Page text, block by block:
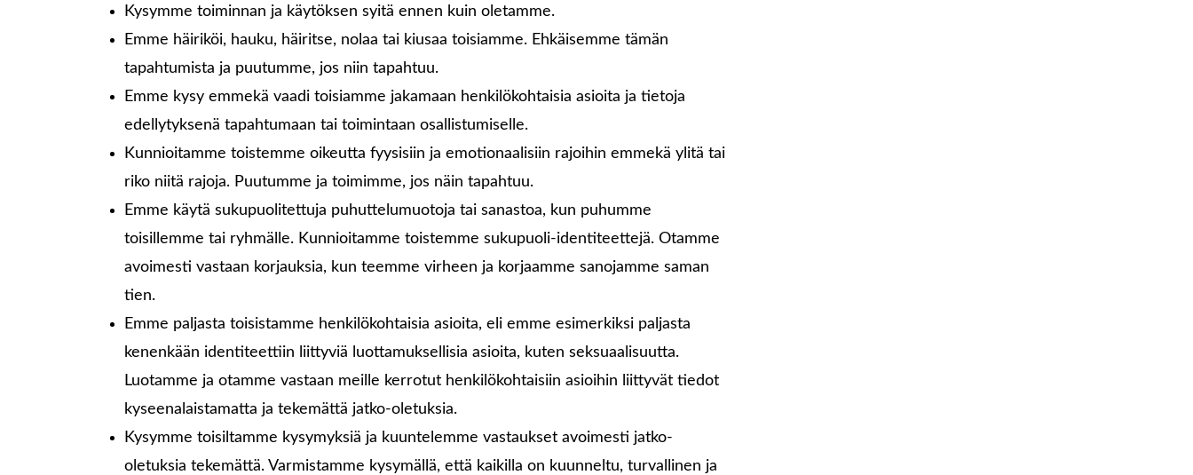
Kysymme toiminnan ja käytöksen syitä ennen kuin oletamme.
Emme häiriköi, hauku, häiritse, nolaa tai kiusaa toisiamme. Ehkäisemme tämän
tapahtumista ja puutumme, jos niin tapahtuu.
Emme kysy emmekä vaadi toisiamme jakamaan henkilökohtaisia asioita ja tietoja
edellytyksenä tapahtumaan tai toimintaan osallistumiselle.
Kunnioitamme toistemme oikeutta fyysisiin ja emotionaalisiin rajoihin emmekä ylitä tai
riko niitä rajoja. Puutumme ja toimimme, jos näin tapahtuu.
Emme käytä sukupuolitettuja puhuttelumuotoja tai sanastoa, kun puhumme
toisillemme tai ryhmälle. Kunnioitamme toistemme sukupuoli-identiteettejä. Otamme
avoimesti vastaan korjauksia, kun teemme virheen ja korjaamme sanojamme saman
tien.
Emme paljasta toisistamme henkilökohtaisia asioita, eli emme esimerkiksi paljasta
kenenkään identiteettiin liittyviä luottamuksellisia asioita, kuten seksuaalisuutta.
Luotamme ja otamme vastaan meille kerrotut henkilökohtaisiin asioihin liittyvät tiedot
kyseenalaistamatta ja tekemättä jatko-oletuksia.
Kysymme toisiltamme kysymyksiä ja kuuntelemme vastaukset avoimesti jatko-
oletuksia tekemättä. Varmistamme kysymällä, että kaikilla on kuunneltu, turvallinen ja